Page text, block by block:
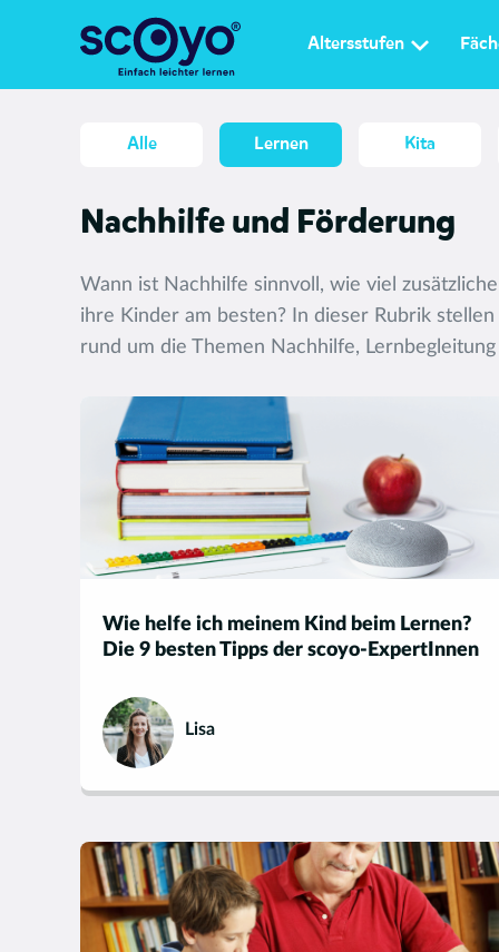
Altersstufen
Alle Lernen Kita
Nachhilfe und Förderung
Wann ist Nachhilfe sinnvoll, wie viel
ihre Kinder am besten? In dieser Rubrik
rund um die Themen Nachhilfe,
Wie helfe ich meinem Kind beim Lernen?
Die 9 besten Tipps der scoyo-ExpertInnen
Lisa